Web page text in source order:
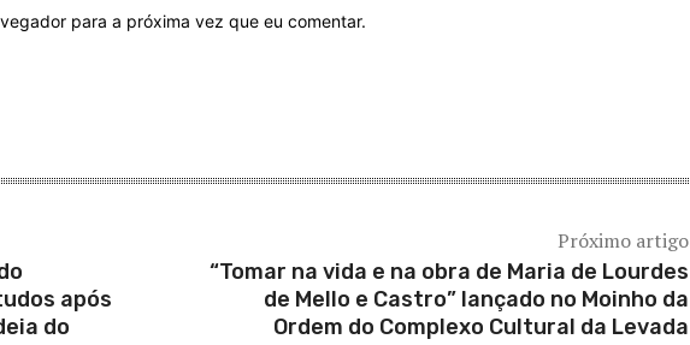
para a próxima vez que eu comentar.
após
do
Próximo artigo
“Tomar na vida e na obra de Maria de Lourdes
de Mello e Castro” lançado no Moinho da
Ordem do Complexo Cultural da Levada